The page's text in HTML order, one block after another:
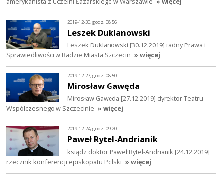
2019-12-30, godz. 08:56
Leszek Duklanowski
Leszek Duklanowski [30.12.2019] radny Prawa i
Sprawiedliwości w Radzie Miasta Szczecin » więcej
2019-12-27, godz. 08:50
Mirosław Gawęda
Mirosław Gawęda [27.12.2019] dyrektor Teatru
Współczesnego w Szczecinie » więcej
2019-12-24, godz. 09:20
Paweł Rytel-Andrianik
ksiądz doktor Paweł Rytel-Andrianik [24.12.2019]
rzecznik konferencji episkopatu Polski » więcej